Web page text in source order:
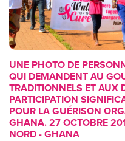
UNE PHOTO DE
QUI DEMANDENT AU
TRADITIONNELS ET AUX
PARTICIPATION
POUR LA GUÉRISON
GHANA. 27 OCTOBRE
NORD - GHANA